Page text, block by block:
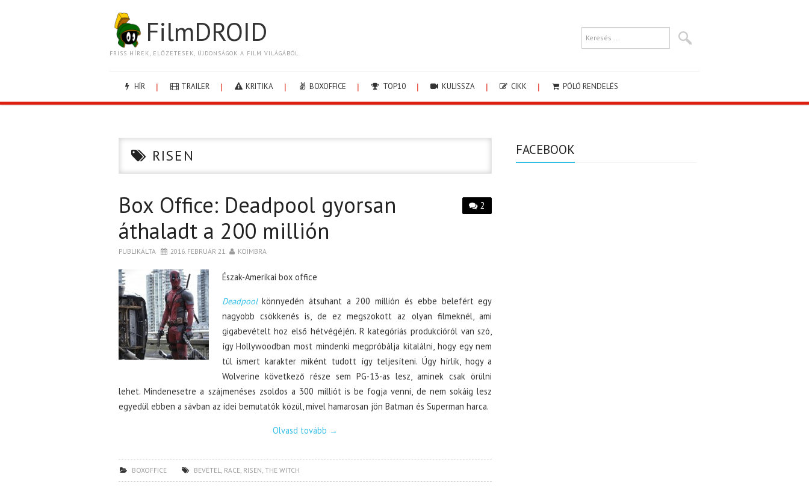
FilmDROID
FRISS HÍREK, ELŐZETESEK, ÚJDONSÁGOK A FILM VILÁGÁBÓL.
HÍR TRAILER KRITIKA BOXOFFICE TOP10 KULISSZA CIKK PÓLÓ RENDELÉS
RISEN
2
Box Office: Deadpool gyorsan
áthaladt a 200 millión
PUBLIKÁLTA 2016. FEBRUÁR 21. KOIMBRA
Észak-Amerikai box office
Deadpoolkönnyedén átsuhant a 200 millión és ebbe belefért egy
nagyobb csökkenés is, de ez megszokott az olyan filmeknél, ami
gigabevételt hoz első hétvégéjén. R kategóriás produkcióról van szó,
így Hollywoodban most mindenki megpróbálja kitalálni, hogy egy nem
túl ismert karakter miként tudott így teljesíteni. Úgy hírlik, hogy a
Wolverine következő része sem PG-13-as lesz, aminek csak örülni
lehet. Mindenesetre a szájmenéses zsoldos a 300 milliót is be fogja venni, de nem sokáig lesz
egyedül ebben a sávban az idei bemutatók közül, mivel hamarosan jön Batman és Superman harca.
Olvasd tovább →
BOXOFFICE BEVÉTEL, RACE, RISEN, THE WITCH
FACEBOOK